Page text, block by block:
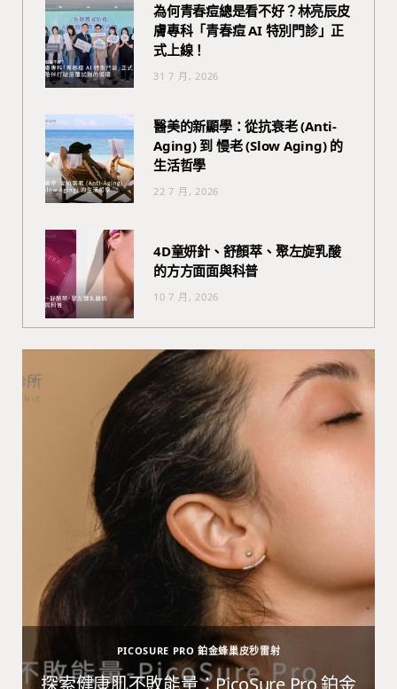
為何青春痘總是看不好？林亮辰皮
膚專科「青春痘 AI 特別門診」正
式上線！
31 7 月, 2026
醫美的新顯學：從抗衰老 (Anti-
Aging) 到 慢老 (Slow Aging) 的
生活哲學
22 7 月, 2026
4D童妍針、舒顏萃、聚左旋乳酸
的方方面面與科普
10 7 月, 2026
PICOSURE PRO 鉑金蜂巢皮秒雷射
探索健康肌不敗能量：PicoSure Pro 鉑金